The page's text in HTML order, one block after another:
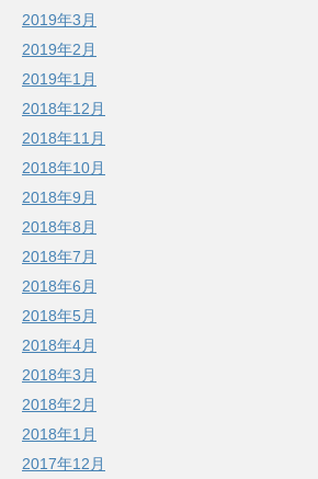
2019年3月
2019年2月
2019年1月
2018年12月
2018年11月
2018年10月
2018年9月
2018年8月
2018年7月
2018年6月
2018年5月
2018年4月
2018年3月
2018年2月
2018年1月
2017年12月